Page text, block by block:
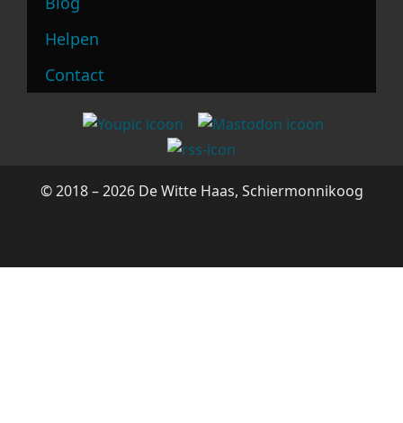
Helpen
Contact
© 2018 – 2026 De Witte Haas, Schiermonnikoog